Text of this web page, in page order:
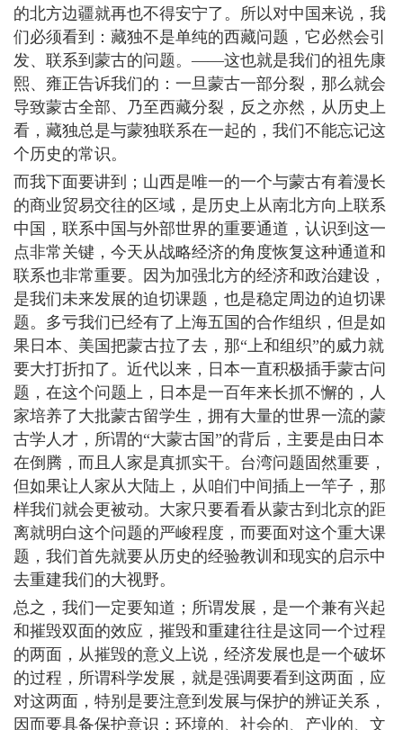
的北方边疆就再也不得安宁了。所以对中国来说，我
们必须看到：藏独不是单纯的西藏问题，它必然会引
发、联系到蒙古的问题。――这也就是我们的祖先康
熙、雍正告诉我们的：一旦蒙古一部分裂，那么就会
导致蒙古全部、乃至西藏分裂，反之亦然，从历史上
看，藏独总是与蒙独联系在一起的，我们不能忘记这
个历史的常识。
而我下面要讲到；山西是唯一的一个与蒙古有着漫长
的商业贸易交往的区域，是历史上从南北方向上联系
中国，联系中国与外部世界的重要通道，认识到这一
点非常关键，今天从战略经济的角度恢复这种通道和
联系也非常重要。因为加强北方的经济和政治建设，
是我们未来发展的迫切课题，也是稳定周边的迫切课
题。多亏我们已经有了上海五国的合作组织，但是如
果日本、美国把蒙古拉了去，那“上和组织”的威力就
要大打折扣了。近代以来，日本一直积极插手蒙古问
题，在这个问题上，日本是一百年来长抓不懈的，人
家培养了大批蒙古留学生，拥有大量的世界一流的蒙
古学人才，所谓的“大蒙古国”的背后，主要是由日本
在倒腾，而且人家是真抓实干。台湾问题固然重要，
但如果让人家从大陆上，从咱们中间插上一竿子，那
样我们就会更被动。大家只要看看从蒙古到北京的距
离就明白这个问题的严峻程度，而要面对这个重大课
题，我们首先就要从历史的经验教训和现实的启示中
去重建我们的大视野。
总之，我们一定要知道；所谓发展，是一个兼有兴起
和摧毁双面的效应，摧毁和重建往往是这同一个过程
的两面，从摧毁的意义上说，经济发展也是一个破坏
的过程，所谓科学发展，就是强调要看到这两面，应
对这两面，特别是要注意到发展与保护的辨证关系，
因而要具备保护意识：环境的、社会的、产业的、文